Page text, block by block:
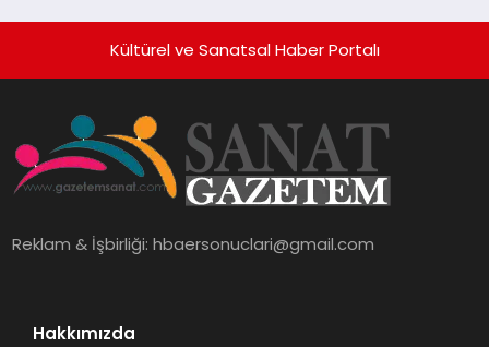
Kültürel ve Sanatsal Haber Portalı
Reklam & İşbirliği:hbaersonuclari@gmail.com
Hakkımızda